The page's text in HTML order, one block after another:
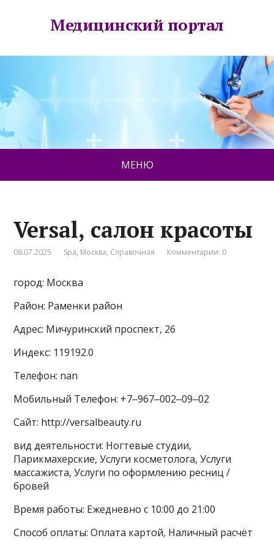
Медицинский портал
МЕНЮ
Versal, салон красоты
08.07.2025 Spa, Москва, Справочная Комментарии: 0
город: Москва
Район: Раменки район
Адрес: Мичуринский проспект, 26
Индекс: 119192.0
Телефон: nan
Мобильный Телефон: +7‒967‒002‒09‒02
Сайт: http://versalbeauty.ru
вид деятельности: Ногтевые студии,
Парикмахерские, Услуги косметолога, Услуги
массажиста, Услуги по оформлению ресниц /
бровей
Время работы: Ежедневно с 10:00 до 21:00
Способ оплаты: Оплата картой, Наличный расчёт